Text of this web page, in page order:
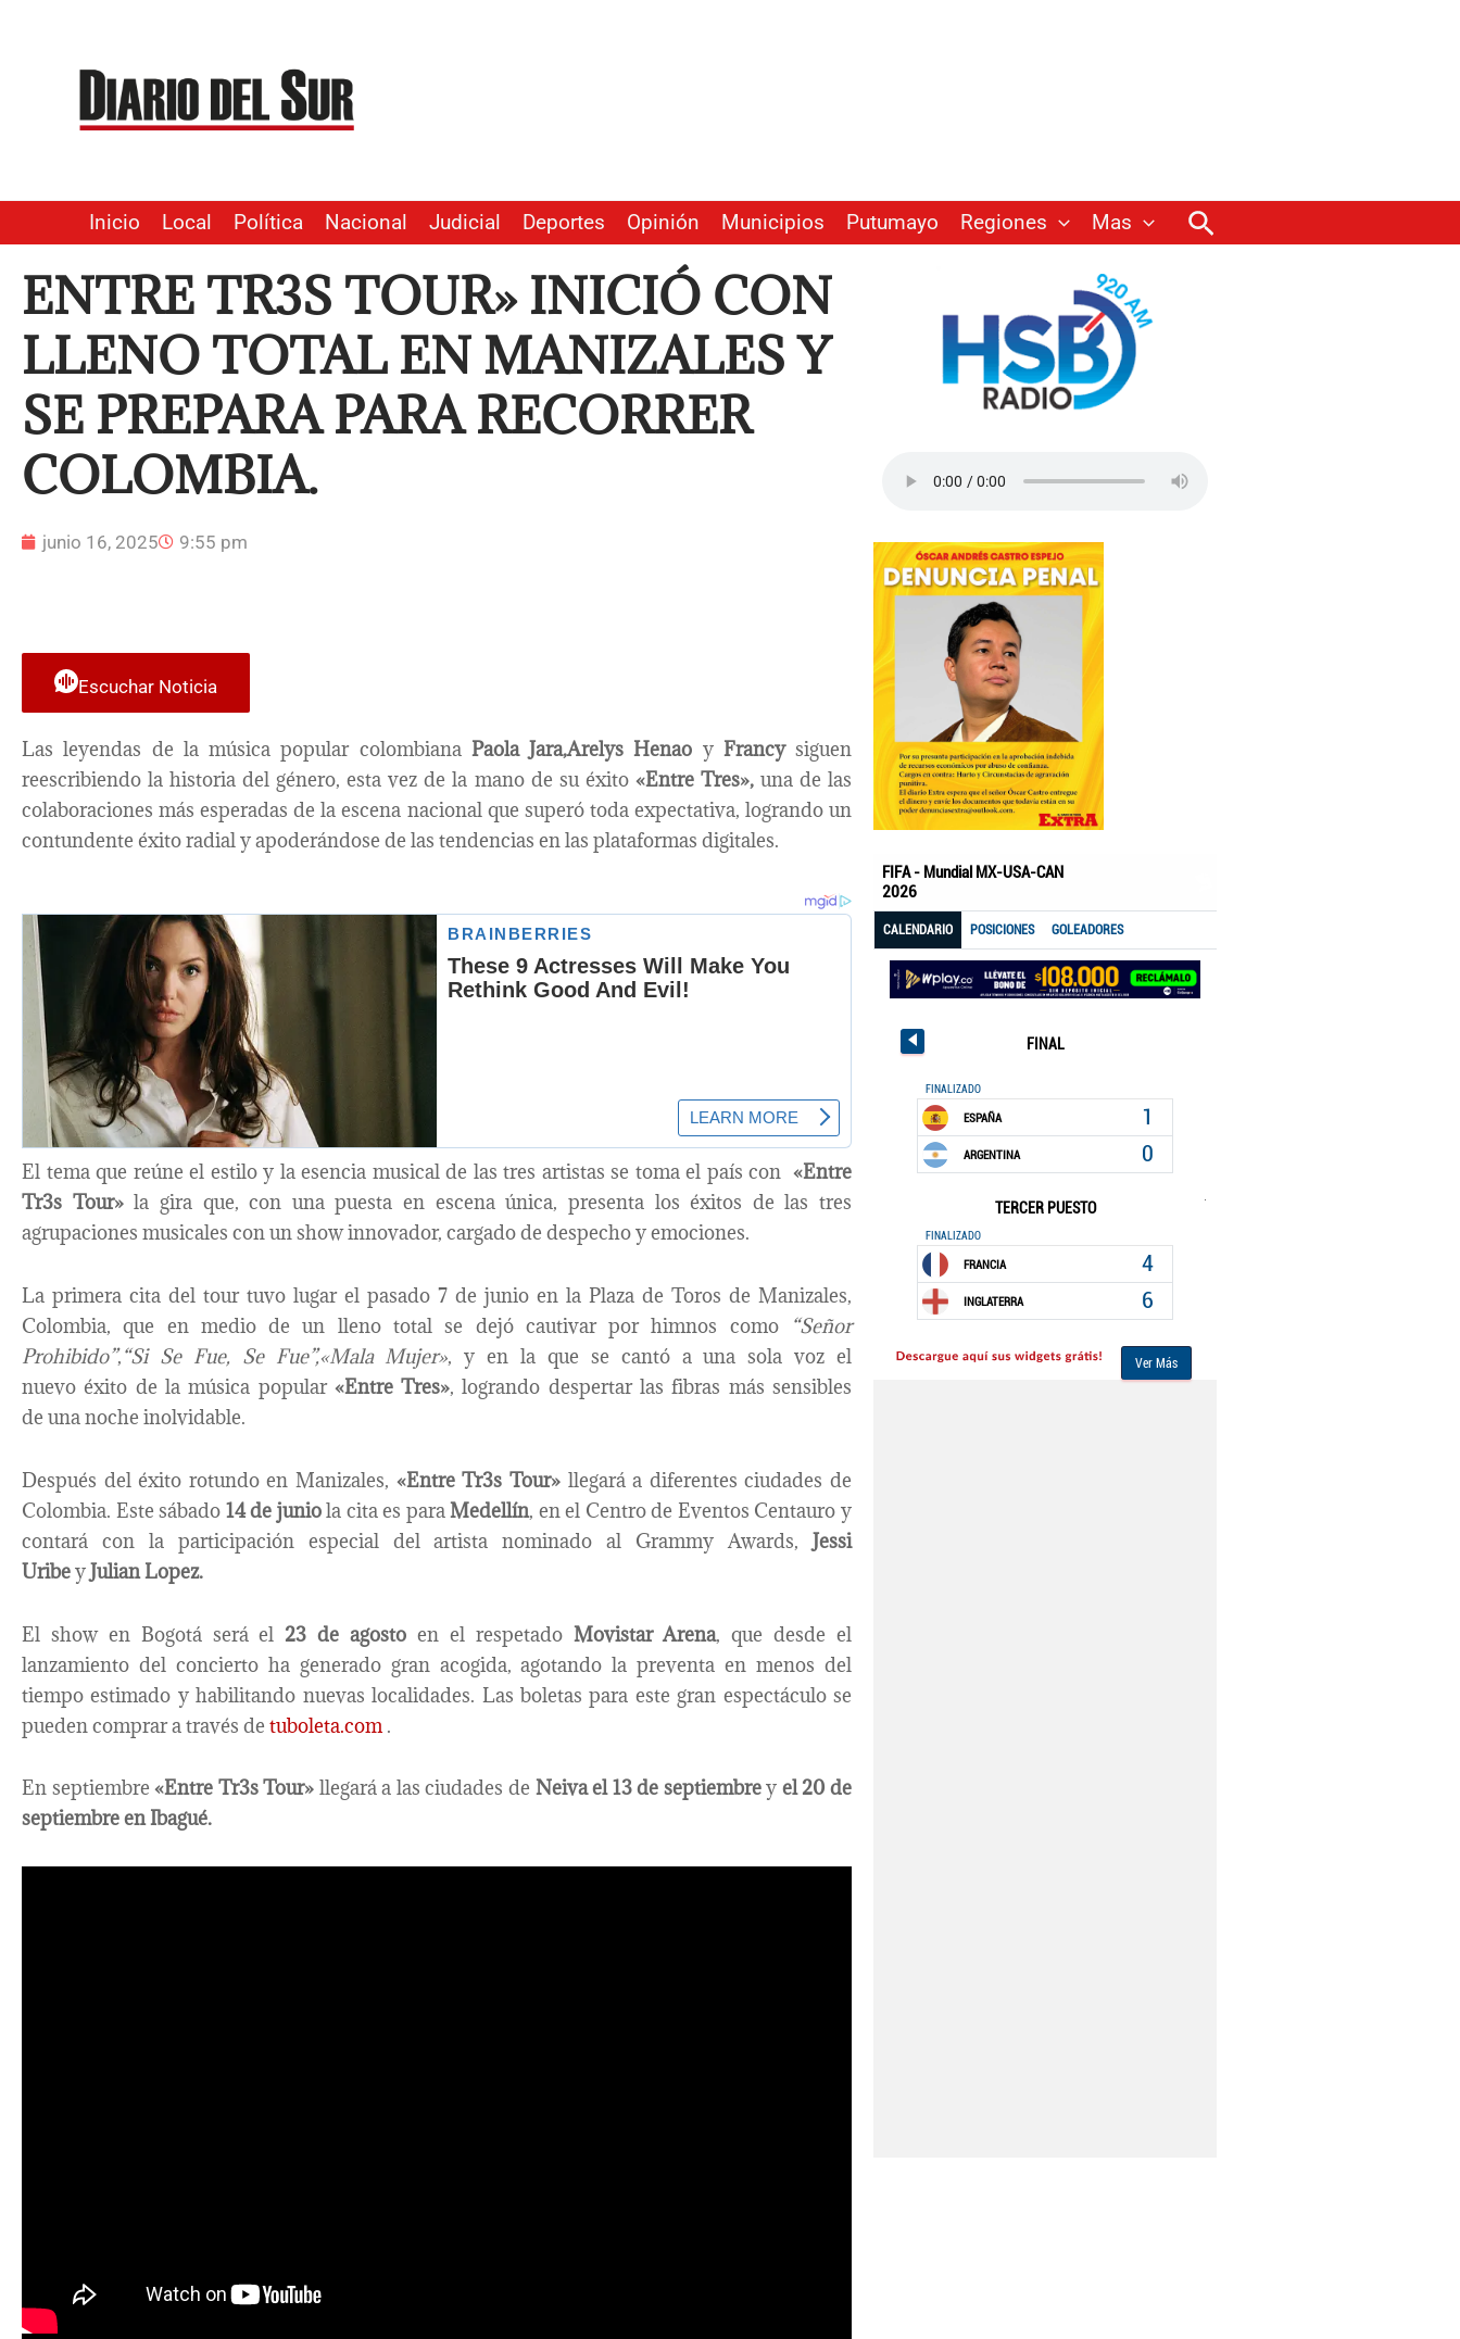
contenido
Inicio Local Política Nacional Judicial Deportes Opinión Municipios Putumayo Regiones Mas Buscar
ENTRE TR3S TOUR» INICIÓ CON
LLENO TOTAL EN MANIZALES Y
SE PREPARA PARA RECORRER
COLOMBIA.
junio 16, 2025 9:55 pm
Escuchar Noticia
Las leyendas de la música popular colombiana Paola Jara,Arelys Henao y Francy siguen
reescribiendo la historia del género, esta vez de la mano de su éxito «Entre Tres», una de las
colaboraciones más esperadas de la escena nacional que superó toda expectativa, logrando un
contundente éxito radial y apoderándose de las tendencias en las plataformas digitales.
El tema que reúne el estilo y la esencia musical de las tres artistas se toma el país con «Entre
Tr3s Tour»la gira que, con una puesta en escena única, presenta los éxitos de las tres
agrupaciones musicales con un show innovador, cargado de despecho y emociones.
La primera cita del tour tuvo lugar el pasado 7 de junio en la Plaza de Toros de Manizales,
Colombia, que en medio de un lleno total se dejó cautivar por himnos como
“Señor
Prohibido”,“Si Se Fue, Se Fue”,«Mala Mujer», y en la que se cantó a una sola voz el
nuevo éxito de la música popular «Entre Tres», logrando despertar las fibras más sensibles
de una noche inolvidable.
Después del éxito rotundo en Manizales, «Entre Tr3s Tour»llegará a diferentes ciudades de
Colombia. Este sábado 14 de juniola cita es paraMedellín, en el Centro de Eventos Centauro y
contará con la participación especial del artista nominado al Grammy Awards, Jessi
UribeyJulian Lopez.
El show en Bogotá será el 23 de agosto en el respetado Movistar Arena, que desde el
lanzamiento del concierto ha generado gran acogida, agotando la preventa en menos del
tiempo estimado y habilitando nuevas localidades. Las boletas para este gran espectáculo se
pueden comprar a través de tuboleta.com .
En septiembre«Entre Tr3s Tour» llegará a las ciudades de Neiva el 13 de septiembrey el 20 de
septiembre en Ibagué.